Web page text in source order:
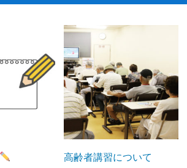
高齢者講習について